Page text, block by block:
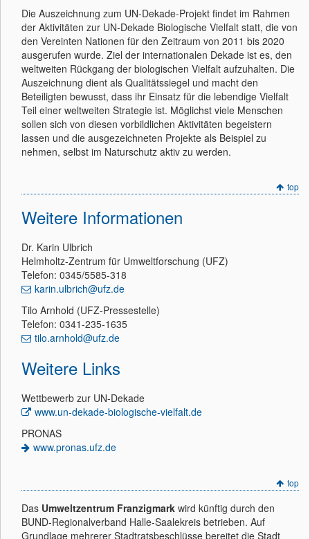
Die Auszeichnung zum UN-Dekade-Projekt findet im Rahmen
der Aktivitäten zur UN-Dekade Biologische Vielfalt statt, die von
den Vereinten Nationen für den Zeitraum von 2011 bis 2020
ausgerufen wurde. Ziel der internationalen Dekade ist es, den
weltweiten Rückgang der biologischen Vielfalt aufzuhalten. Die
Auszeichnung dient als Qualitätssiegel und macht den
Beteiligten bewusst, dass ihr Einsatz für die lebendige Vielfalt
Teil einer weltweiten Strategie ist. Möglichst viele Menschen
sollen sich von diesen vorbildlichen Aktivitäten begeistern
lassen und die ausgezeichneten Projekte als Beispiel zu
nehmen, selbst im Naturschutz aktiv zu werden.
top
Weitere Informationen
Dr. Karin Ulbrich
Helmholtz-Zentrum für Umweltforschung (UFZ)
Telefon: 0345/5585-318
karin.ulbrich@ufz.de
Tilo Arnhold (UFZ-Pressestelle)
Telefon: 0341-235-1635
tilo.arnhold@ufz.de
Weitere Links
Wettbewerb zur UN-Dekade
www.un-dekade-biologische-vielfalt.de
PRONAS
www.pronas.ufz.de
top
Das Umweltzentrum Franzigmark wird künftig durch den
BUND-Regionalverband Halle-Saalekreis betrieben. Auf
Grundlage mehrerer Stadtratsbeschlüsse bereitet die Stadt